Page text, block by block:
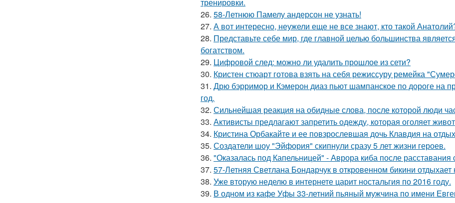
26. 58-Летнюю Памелу андерсон не узнать!
27. А вот интересно, неужели еще не все знают, кто такой
28. Представьте себе мир, где главной целью большинства
богатством.
29. Цифровой след: можно ли удалить прошлое из сети?
30. Кристен стюарт готова взять на себя режиссуру ремейка
31. Дрю бэрримор и Кэмерон диаз пьют шампанское по дороге на
год.
32. Сильнейшая реакция на обидные слова, после которой люди
33. Активисты предлагают запретить одежду, которая оголяет
34. Кристина Орбакайте и ее повзрослевшая дочь Клавдия на
35. Создатели шоу "Эйфория" скипнули сразу 5 лет жизни героев.
36. "Оказалась под Капельницей" - Аврора киба после
37. 57-Летняя Светлана Бондарчук в откровенном бикини отдыхает
38. Уже вторую неделю в интернете царит ностальгия по 2016 году.
39. В одном из кафе Уфы 33-летний пьяный мужчина по имени